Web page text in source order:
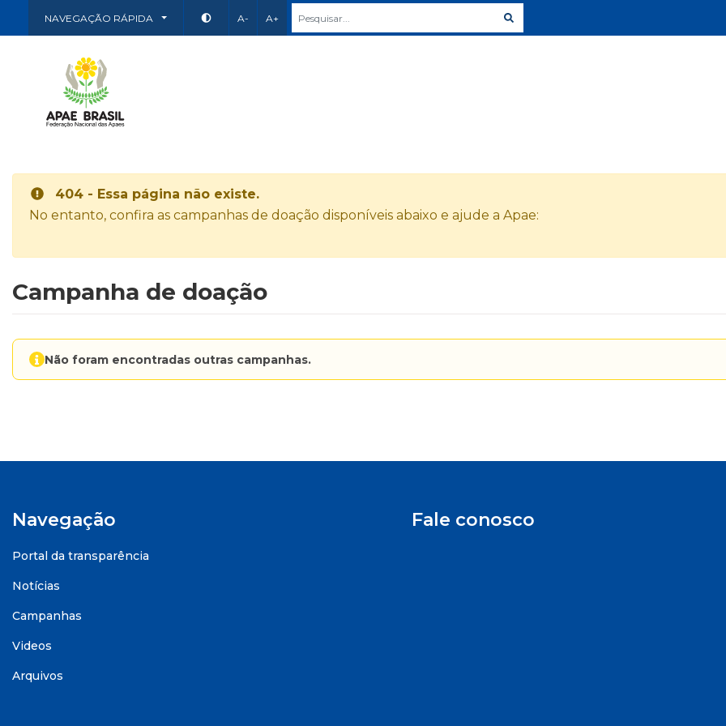
NAVEGAÇÃO RÁPIDA A- A+
404 - Essa página não existe.
No entanto, confira as campanhas de doação disponíveis abaixo e ajude a Apae:
Campanha de doação
Não foram encontradas outras campanhas.
Navegação
Portal da transparência
Notícias
Campanhas
Videos
Arquivos
Fale conosco